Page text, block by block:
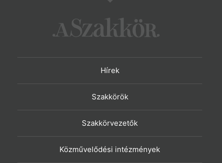
Hírek
Szakkörök
Szakkörvezetők
Közművelődési intézmények